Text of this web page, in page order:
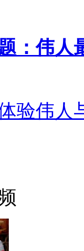
：伟人
验伟人